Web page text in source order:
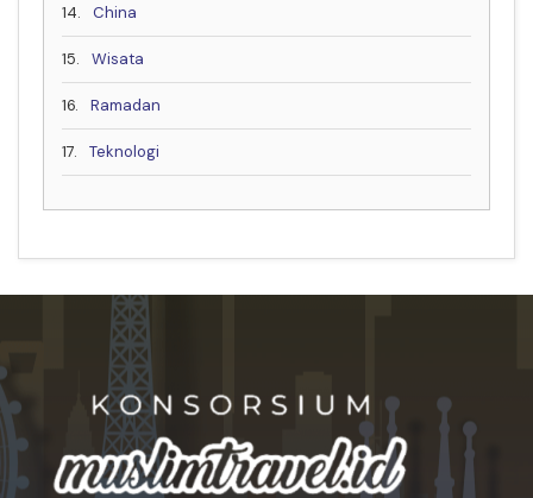
14. China
15. Wisata
16. Ramadan
17. Teknologi